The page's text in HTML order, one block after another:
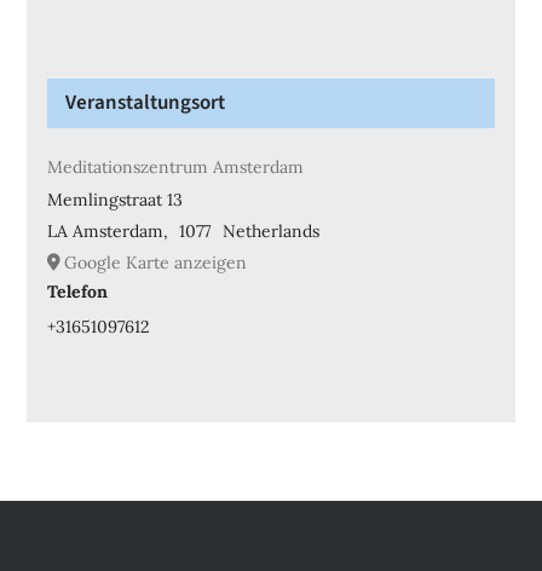
Veranstaltungsort
Meditationszentrum Amsterdam
Memlingstraat 13
LA Amsterdam, 1077 Netherlands
Google Karte anzeigen
Telefon
+31651097612